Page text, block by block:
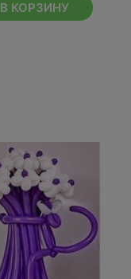
В КОРЗИНУ